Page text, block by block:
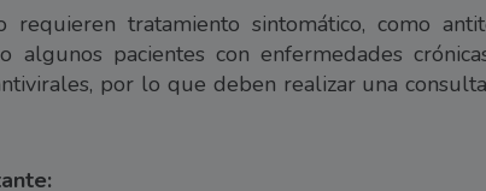
tratamiento sintomático, como
algunos pacientes con enfermedades
por lo que deben realizar una